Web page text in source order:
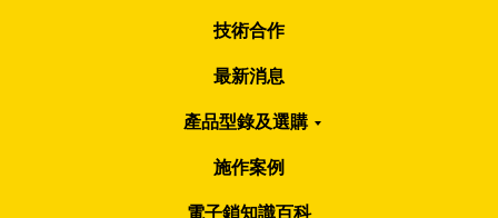
技術合作
最新消息
產品型錄及選購
施作案例
電子鎖知識百科